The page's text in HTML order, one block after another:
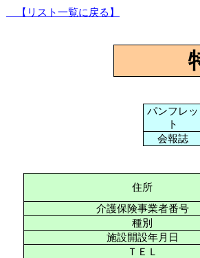
【リスト一覧に戻る】
パンフレッ
ト
会報誌
住所
介護保険事業者番号
種別
施設開設年月日
ＴＥＬ